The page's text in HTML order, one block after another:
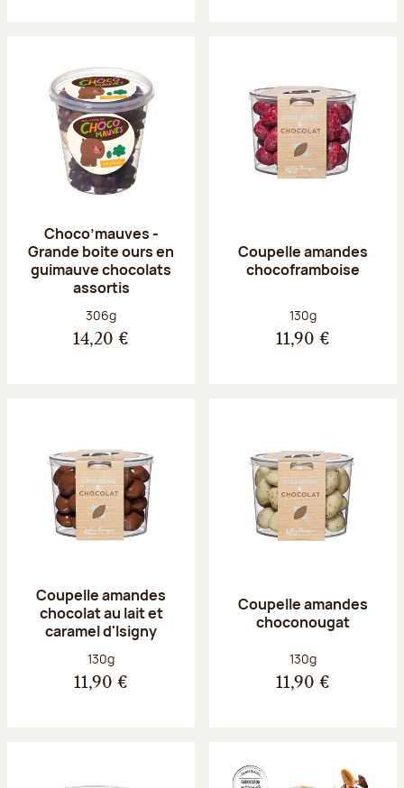
Choco’mauves -
Grande boite ours en
guimauve chocolats
assortis
Poids net :
306g
14,20 €
Coupelle amandes
chocoframboise
Poids net :
130g
11,90 €
Coupelle amandes
chocolat au lait et
caramel d'Isigny
Poids net :
130g
11,90 €
Coupelle amandes
choconougat
Poids net :
130g
11,90 €